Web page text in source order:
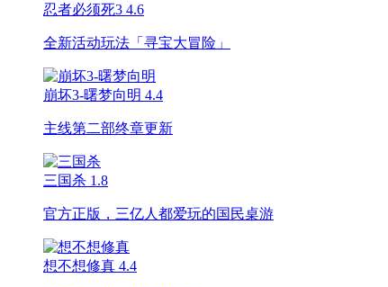
忍者必须死3 4.6
全新活动玩法「寻宝大冒险」
崩坏3-曙梦向明 4.4
主线第二部终章更新
三国杀 1.8
官方正版，三亿人都爱玩的国民桌游
想不想修真 4.4